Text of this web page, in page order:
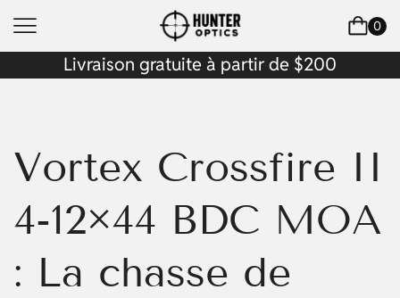
0
Livraison gratuite à partir de $200
Vortex Crossfire II
4-12×44 BDC MOA
: La chasse de